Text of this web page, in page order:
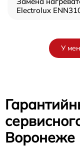
Electrolux
У
Воронеже